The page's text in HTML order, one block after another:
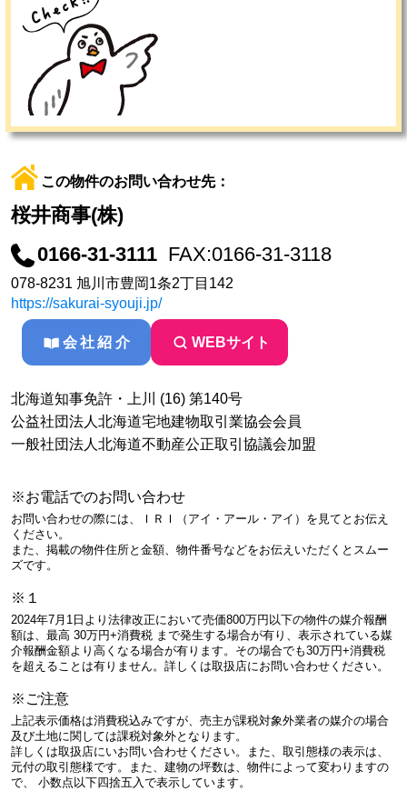
この物件のお問い合わせ先：
桜井商事(株)
0166-31-3111 FAX:0166-31-3118
078-8231 旭川市豊岡1条2丁目142
https://sakurai-syouji.jp/
会社紹介 WEBサイト
北海道知事免許・上川 (16) 第140号
公益社団法人北海道宅地建物取引業協会会員
一般社団法人北海道不動産公正取引協議会加盟
※お電話でのお問い合わせ
お問い合わせの際には、ＩＲＩ（アイ・アール・アイ）を見てとお伝え
ください。
また、掲載の物件住所と金額、物件番号などをお伝えいただくとスムー
ズです。
※１
2024年7月1日より法律改正において売価800万円以下の物件の媒介報酬
額は、最高 30万円+消費税 まで発生する場合が有り、表示されている媒
介報酬金額より高くなる場合が有ります。その場合でも30万円+消費税
を超えることは有りません。詳しくは取扱店にお問い合わせください。
※ご注意
上記表示価格は消費税込みですが、売主が課税対象外業者の媒介の場合
及び土地に関しては課税対象外となります。
詳しくは取扱店にいお問い合わせください。また、取引態様の表示は、
元付の取引態様です。また、建物の坪数は、物件によって変わりますの
で、 小数点以下四捨五入で表示しています。